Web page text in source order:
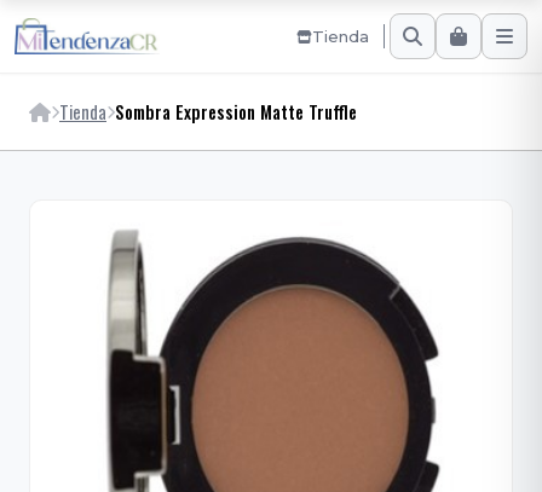
Tienda
Tienda Sombra Expression Matte Truffle